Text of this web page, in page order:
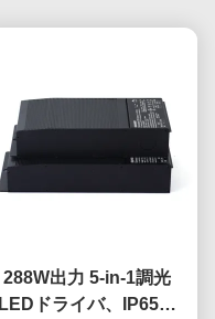
288W出力 5-in-1調光
LEDドライバ、IP65定